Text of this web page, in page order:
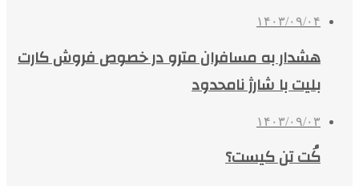
۱۴۰۳/۰۹/۰۴
هشدار به مسافران مترو در خصوص فروش کارت
بلیت‌ با شارژ نامحدود
۱۴۰۳/۰۹/۰۳
کُت تن کیست؟